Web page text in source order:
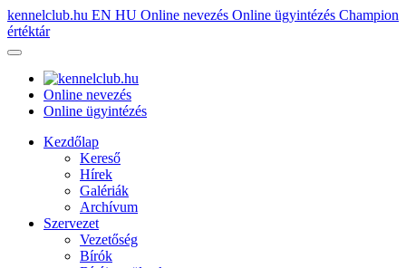
kennelclub.hu EN HU Online nevezés Online ügyintézés Champion
értéktár
Online nevezés
Online ügyintézés
Kezdőlap
Kereső
Hírek
Galériák
Archívum
Szervezet
Vezetőség
Bírók